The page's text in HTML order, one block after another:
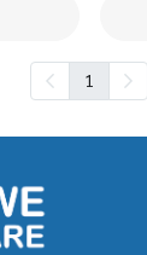
1